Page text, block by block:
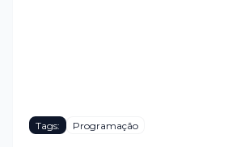
Tags: Programação